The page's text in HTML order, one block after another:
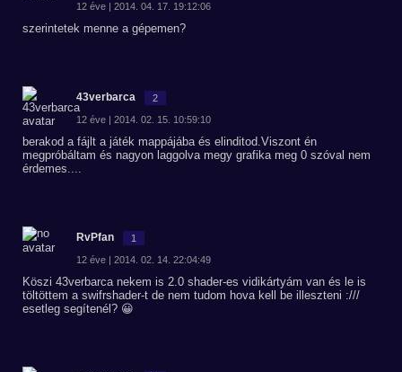
12 éve | 2014. 04. 17. 19:12:06
szerintetek menne a gépemen?
43verbarca 2
12 éve | 2014. 02. 15. 10:59:10
berakod a fájlt a játék mappájába és elinditod.Viszont én
megpróbáltam és nagyon laggolva megy grafika meg 0 szóval nem
érdemes....
RvPfan 1
12 éve | 2014. 02. 14. 22:04:49
Köszi 43verbarca nekem is 2.0 shader-es vidikártyám van és le is
töltöttem a swifrshader-t de nem tudom hova kell be illeszteni :///
esetleg segítenél? 😀